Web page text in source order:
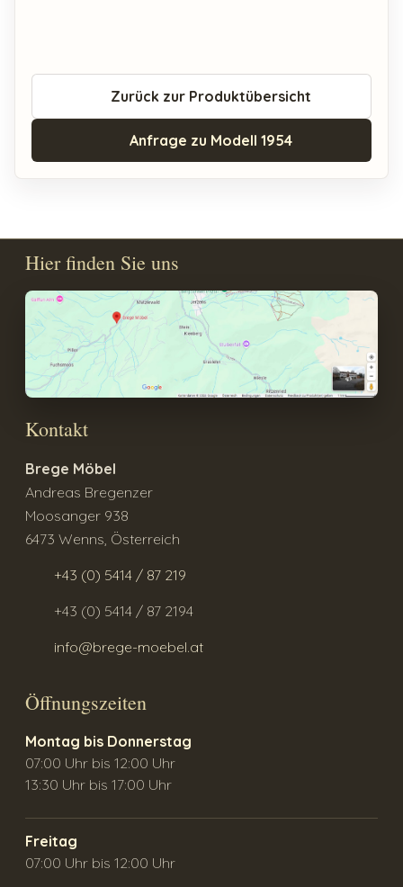
Zurück zur Produktübersicht
Anfrage zu Modell 1954
Hier finden Sie uns
Kontakt
Brege Möbel
Andreas Bregenzer
Moosanger 938
6473 Wenns, Österreich
+43 (0) 5414 / 87 219
+43 (0) 5414 / 87 2194
info@brege-moebel.at
Öffnungszeiten
Montag bis Donnerstag
07:00 Uhr bis 12:00 Uhr
13:30 Uhr bis 17:00 Uhr
Freitag
07:00 Uhr bis 12:00 Uhr